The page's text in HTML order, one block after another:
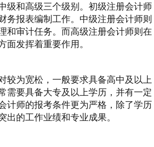
级和高级三个级别。初级注册会计师
务报表编制工作。中级注册会计师则
和审计任务。而高级注册会计师则在
面发挥着重要作用。
较为宽松，一般要求具备高中及以上
需要具备大专及以上学历，并有一定
计师的报考条件更为严格，除了学历
出的工作业绩和专业成果。